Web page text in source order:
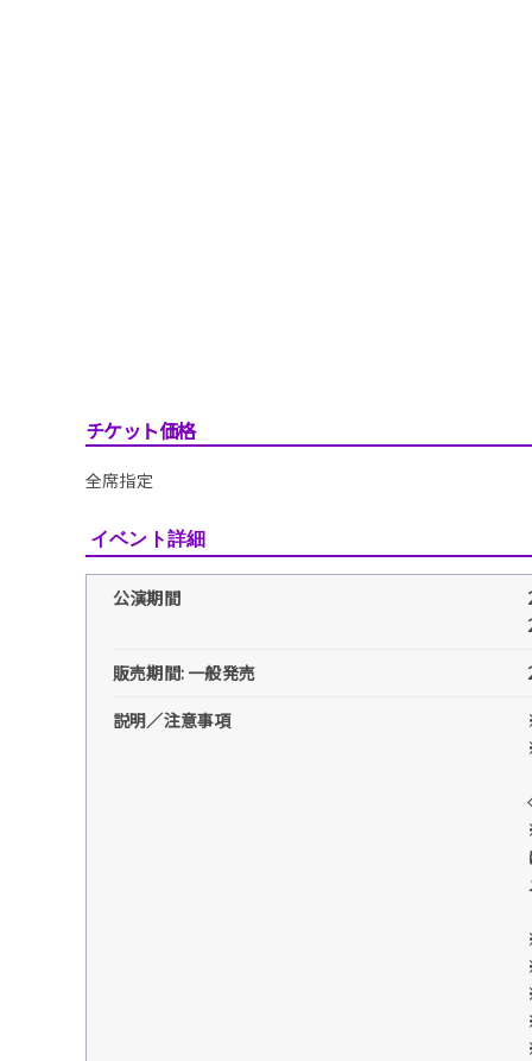
チケット価格
全席指定
イベント詳細
公演期間
販売期間: 一般発売
説明／注意事項